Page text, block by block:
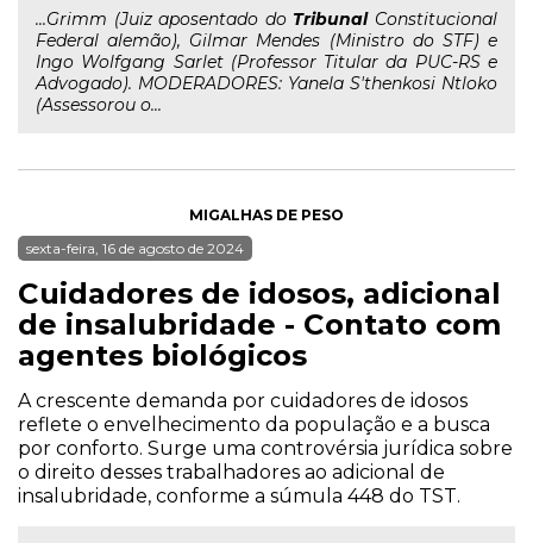
...Grimm (Juiz aposentado do TribunalConstitucional
Federal alemão), Gilmar Mendes (Ministro do STF) e
Ingo Wolfgang Sarlet (Professor Titular da PUC-RS e
Advogado). MODERADORES: Yanela S'thenkosi Ntloko
(Assessorou o...
MIGALHAS DE PESO
sexta-feira, 16 de agosto de 2024
Cuidadores de idosos, adicional
de insalubridade - Contato com
agentes biológicos
A crescente demanda por cuidadores de idosos
reflete o envelhecimento da população e a busca
por conforto. Surge uma controvérsia jurídica sobre
o direito desses trabalhadores ao adicional de
insalubridade, conforme a súmula 448 do TST.